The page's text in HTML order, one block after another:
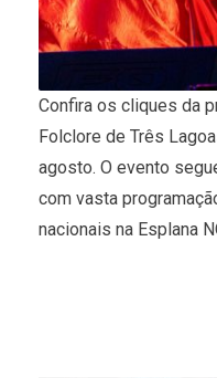
Confira os cliques da
Folclore de Três
agosto. O evento
com vasta
nacionais na Esplana